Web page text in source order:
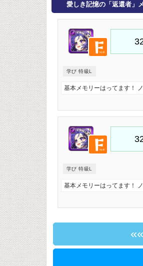
愛しき記憶の「返還者」
学び 特級L
基本メモリーはってます！
学び 特級L
基本メモリーはってます！